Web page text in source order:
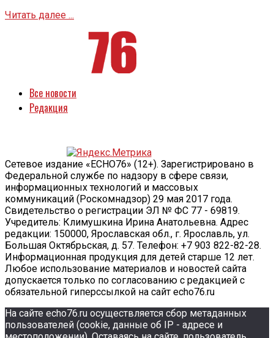
Читать далее ...
Все новости
Редакция
Сетевое издание «ECHO76» (12+). Зарегистрировано в
Федеральной службе по надзору в сфере связи,
информационных технологий и массовых
коммуникаций (Роскомнадзор) 29 мая 2017 года.
Свидетельство о регистрации ЭЛ № ФС 77 - 69819.
Учредитель: Климушкина Ирина Анатольевна. Адрес
редакции: 150000, Ярославская обл., г. Ярославль, ул.
Большая Октябрьская, д. 57. Телефон: +7 903 822-82-28.
Информационная продукция для детей старше 12 лет.
Любое использование материалов и новостей сайта
допускается только по согласованию с редакцией с
обязательной гиперссылкой на сайт echo76.ru
На сайте echo76.ru осуществляется сбор метаданных
пользователей (cookie, данные об IP - адресе и